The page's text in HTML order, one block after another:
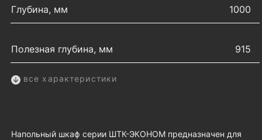
Глубина, мм 1000
Полезная глубина, мм 915
все характеристики
Напольный шкаф серии ШТК-ЭКОНОМ предназначен для